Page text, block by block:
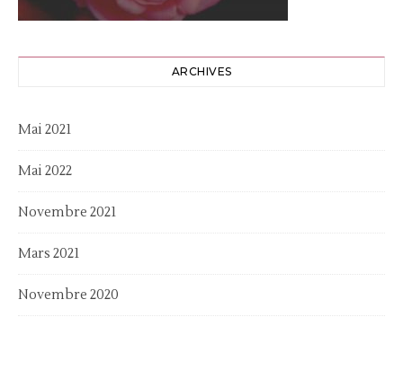
ARCHIVES
Mai 2021
Mai 2022
Novembre 2021
Mars 2021
Novembre 2020